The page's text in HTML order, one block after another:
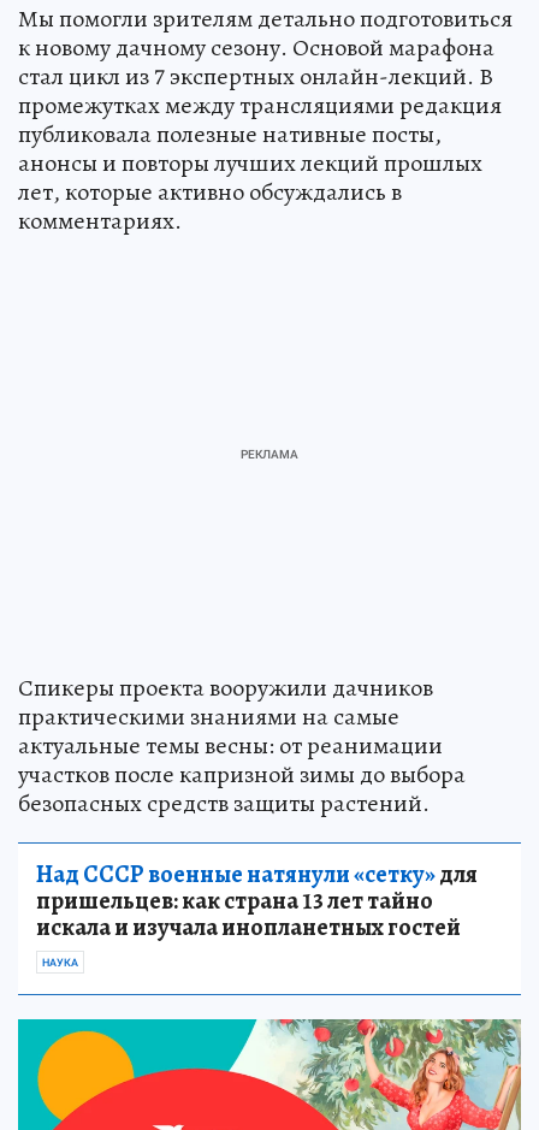
Мы помогли зрителям детально подготовиться
к новому дачному сезону. Основой марафона
стал цикл из 7 экспертных онлайн-лекций. В
промежутках между трансляциями редакция
публиковала полезные нативные посты,
анонсы и повторы лучших лекций прошлых
лет, которые активно обсуждались в
комментариях.
Спикеры проекта вооружили дачников
практическими знаниями на самые
актуальные темы весны: от реанимации
участков после капризной зимы до выбора
безопасных средств защиты растений.
Над СССР военные натянули «сетку»для
пришельцев: как страна 13 лет тайно
искала и изучала инопланетных гостей
НАУКА